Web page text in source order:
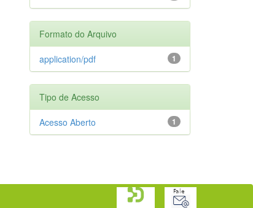
Formato do Arquivo
1
application/pdf
Tipo de Acesso
1
Acesso Aberto